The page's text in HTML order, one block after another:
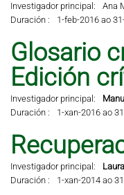
Investigador principal: Ana
Duración :
1-feb-2016 ao
Glosario
Edición
Investigador principal:
Duración :
1-xan-2016 ao
Investigador principal:
Duración :
1-xan-2014 ao